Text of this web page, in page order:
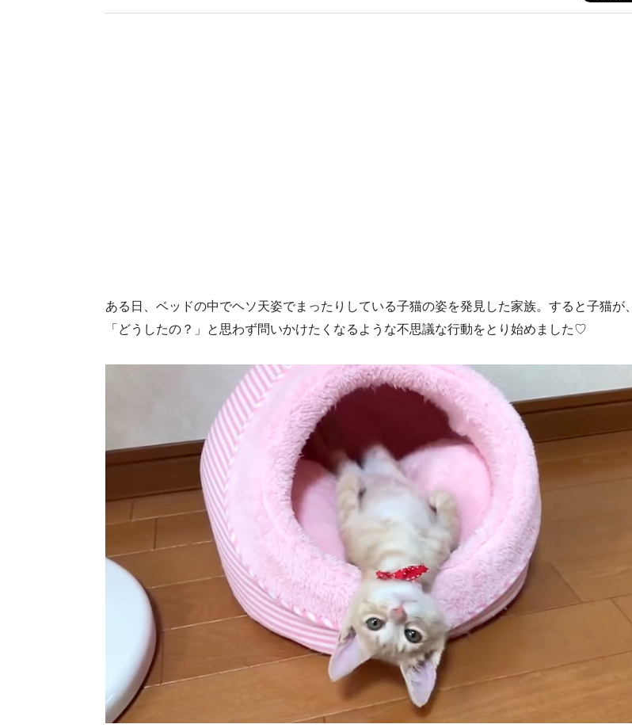
ある日、ベッドの中でヘソ天姿でまったりしている子猫の姿を発見した家族。すると子猫が、
「どうしたの？」と思わず問いかけたくなるような不思議な行動をとり始めました♡